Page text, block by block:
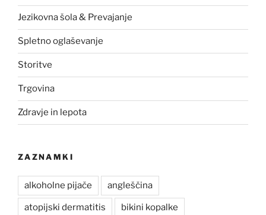
Jezikovna šola & Prevajanje
Spletno oglaševanje
Storitve
Trgovina
Zdravje in lepota
ZAZNAMKI
alkoholne pijače angleščina
atopijski dermatitis bikini kopalke